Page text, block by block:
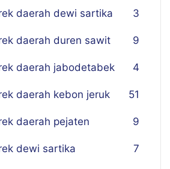
daerah dewi sartika 3
daerah duren sawit 9
daerah jabodetabek 4
daerah kebon jeruk 51
daerah pejaten 9
dewi sartika 7